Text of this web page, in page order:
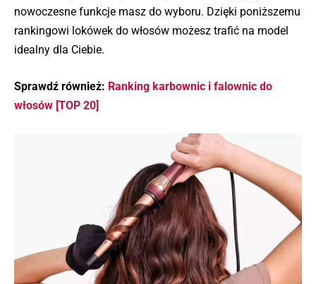
nowoczesne funkcje masz do wyboru. Dzięki poniższemu
rankingowi lokówek do włosów możesz trafić na model
idealny dla Ciebie.
Sprawdź również: Ranking karbownic i falownic do
włosów [TOP 20]